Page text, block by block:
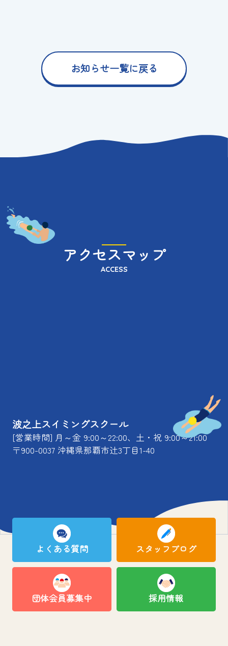
お知らせ一覧に戻る
アクセスマップ
ACCESS
波之上スイミングスクール
[営業時間] 月～金 9:00～22:00、土・祝 9:00～21:00
〒900-0037 沖縄県那覇市辻3丁目1-40
よくある質問 スタッフブログ
団体会員募集中 採用情報